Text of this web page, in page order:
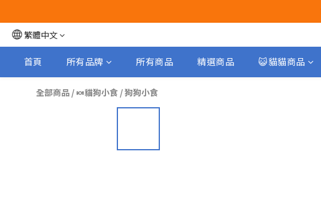
繁體中文
首頁 所有品牌 所有商品 精選商品 😺貓貓商品
全部商品 / 🍬貓狗小食 /狗狗小食